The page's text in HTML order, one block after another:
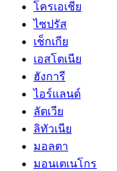
โครเอเชีย
ไซปรัส
เช็กเกีย
เอสโตเนีย
ฮังการี
ไอร์แลนด์
ลัตเวีย
ลิทัวเนีย
มอลตา
มอนเตเนโกร